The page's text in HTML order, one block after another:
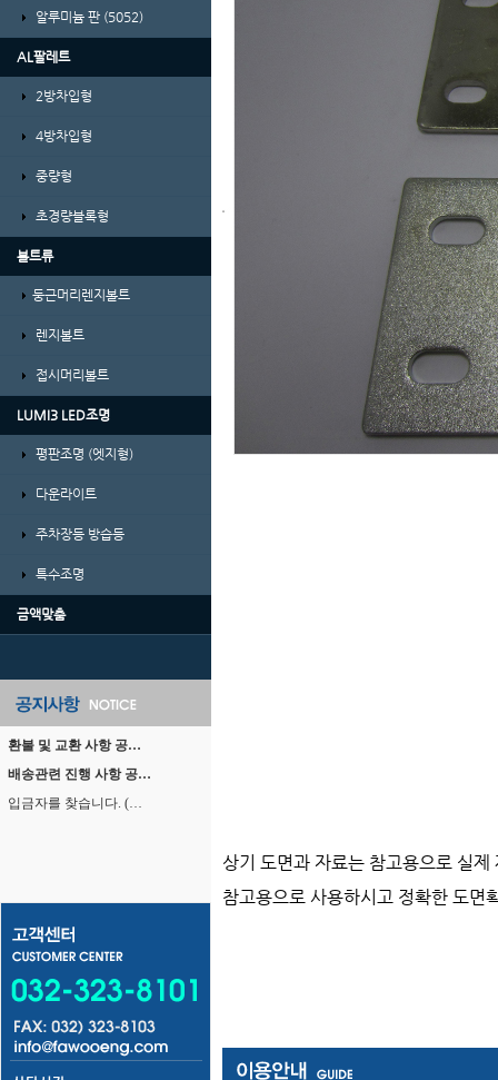
알루미늄 판 (5052)
AL팔레트
2방차입형
4방차입형
중량형
초경량블록형
볼트류
둥근머리렌지볼트
렌지볼트
접시머리볼트
LUMI3 LED조명
평판조명 (엣지형)
다운라이트
주차장등 방습등
특수조명
금액맞춤
환불 및 교환 사항 공…
배송관련 진행 사항 공…
입금자를 찾습니다. (…
상기 도면과 자료는 참고용으로 실
참고용으로 사용하시고 정확한 도면